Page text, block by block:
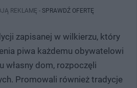
REKLAMĘ - SPRAWDŹ OFERTĘ
zapisanej w wilkierzu, który
piwa każdemu obywatelowi
własny dom, rozpoczęli
Promowali również tradycje